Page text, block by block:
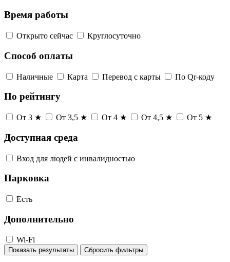
Время работы
Открыто сейчас Круглосуточно
Способ оплаты
Наличные Карта Перевод с карты По Qr-коду
По рейтингу
От 3 ★ От 3,5 ★ От 4 ★ От 4,5 ★ От 5 ★
Доступная среда
Вход для людей с инвалидностью
Парковка
Есть
Дополнительно
Wi-Fi
Показать результаты Сбросить фильтры